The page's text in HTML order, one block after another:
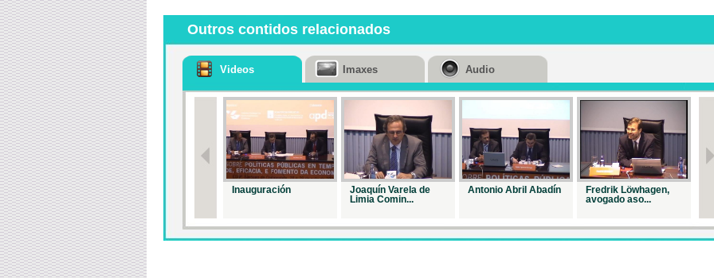
Outros contidos relacionados
Videos
Inauguración
Joaquín Varela de
Limia Comin...
Antonio Abril Abadín
Fredrik Löwhagen,
avogado aso...
Imaxes Audio